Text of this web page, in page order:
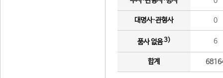
대명사·관형사 0
품사 없음3) 6
합계